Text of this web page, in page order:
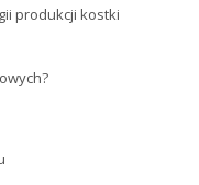
produkcji kostki